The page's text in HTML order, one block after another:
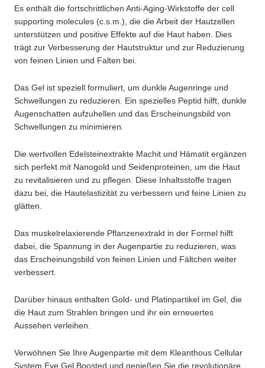
Es enthält die fortschrittlichen Anti-Aging-Wirkstoffe der cell
supporting molecules (c.s.m.), die die Arbeit der Hautzellen
unterstützen und positive Effekte auf die Haut haben. Dies
trägt zur Verbesserung der Hautstruktur und zur Reduzierung
von feinen Linien und Falten bei.
Das Gel ist speziell formuliert, um dunkle Augenringe und
Schwellungen zu reduzieren. Ein spezielles Peptid hilft, dunkle
Augenschatten aufzuhellen und das Erscheinungsbild von
Schwellungen zu minimieren.
Die wertvollen Edelsteinextrakte Machit und Hämatit ergänzen
sich perfekt mit Nanogold und Seidenproteinen, um die Haut
zu revitalisieren und zu pflegen. Diese Inhaltsstoffe tragen
dazu bei, die Hautelastizität zu verbessern und feine Linien zu
glätten.
Das muskelrelaxierende Pflanzenextrakt in der Formel hilft
dabei, die Spannung in der Augenpartie zu reduzieren, was
das Erscheinungsbild von feinen Linien und Fältchen weiter
verbessert.
Darüber hinaus enthalten Gold- und Platinpartikel im Gel, die
die Haut zum Strahlen bringen und ihr ein erneuertes
Aussehen verleihen.
Verwöhnen Sie Ihre Augenpartie mit dem Kleanthous Cellular
System Eye Gel Boosted und genießen Sie die revolutionäre